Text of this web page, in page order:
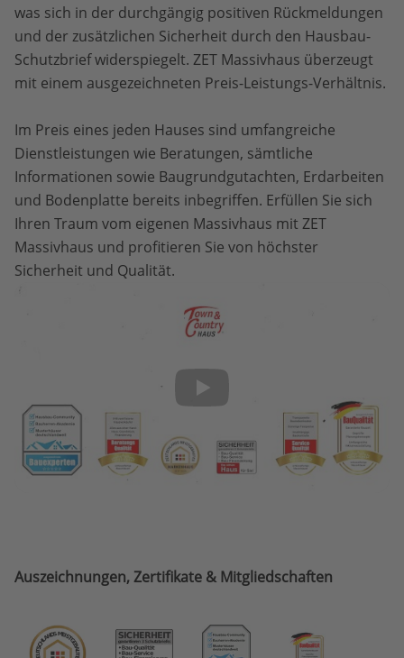
was sich in der durchgängig positiven Rückmeldungen
und der zusätzlichen Sicherheit durch den Hausbau-
Schutzbrief widerspiegelt. ZET Massivhaus überzeugt
mit einem ausgezeichneten Preis-Leistungs-Verhältnis.
Im Preis eines jeden Hauses sind umfangreiche
Dienstleistungen wie Beratungen, sämtliche
Informationen sowie Baugrundgutachten, Erdarbeiten
und Bodenplatte bereits inbegriffen. Erfüllen Sie sich
Ihren Traum vom eigenen Massivhaus mit ZET
Massivhaus und profitieren Sie von höchster
Sicherheit und Qualität.
Auszeichnungen, Zertifikate & Mitgliedschaften